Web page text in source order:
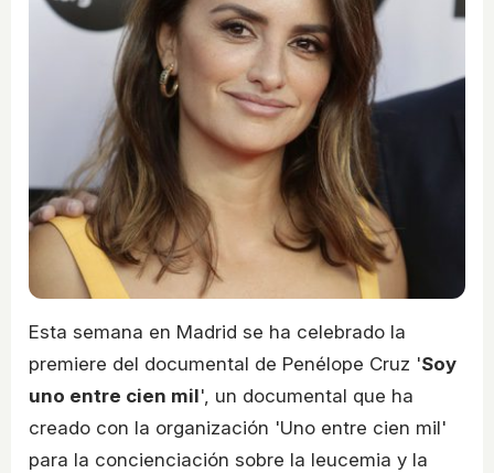
Esta semana en Madrid se ha celebrado la
premiere del documental de Penélope Cruz 'Soy
uno entre cien mil', un documental que ha
creado con la organización 'Uno entre cien mil'
para la concienciación sobre la leucemia y la